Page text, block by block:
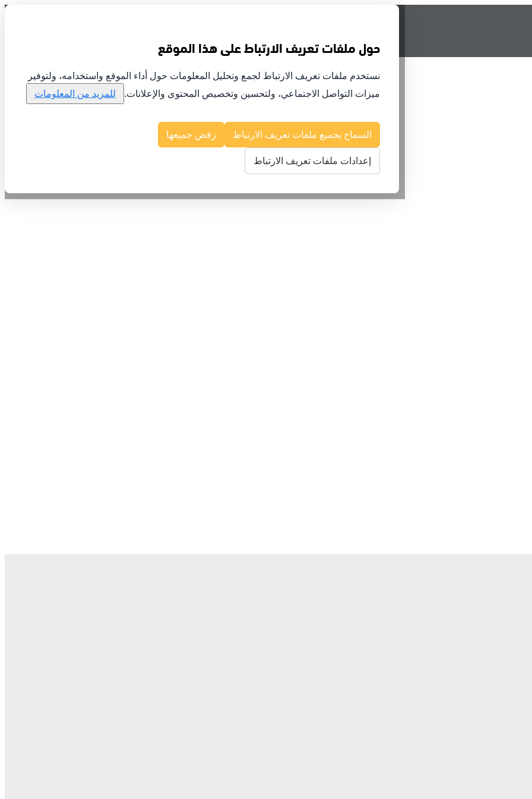
حول ملفات تعريف الارتباط على هذا الموقع
نستخدم ملفات تعريف الارتباط لجمع وتحليل المعلومات حول أداء الموقع واستخدامه، ولتوفير
ميزات التواصل الاجتماعي، ولتحسين وتخصيص المحتوى والإعلانات.
للمزيد من المعلومات
السماح بجميع ملفات تعريف الارتباط رفض جميعها
إعدادات ملفات تعريف الارتباط